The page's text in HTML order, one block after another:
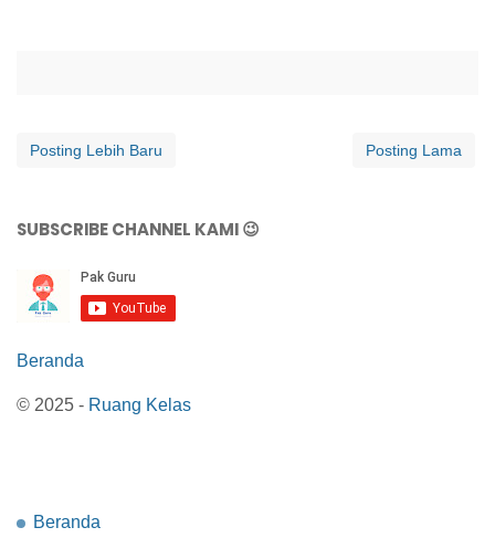
Posting Lebih Baru Posting Lama
SUBSCRIBE CHANNEL KAMI 😉
Beranda
© 2025 - Ruang Kelas
Beranda